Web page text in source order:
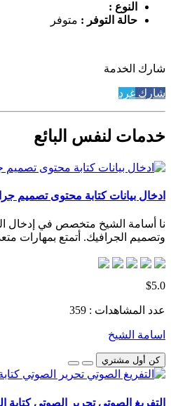
النوع :
حالة التوفر : متوفر
شارك الخدمة
شارك غرد
خدمات لنفس البائع
ادخال بيانات كتابة محتوى تصميم
نا أسامة الشيخ متخصص في إدخال
وتصميم الجرافيك. أتمتع بمهارات
$5.0
عدد المشاهدات : 359
اسامة الشيخ
كن أول مشتري
التفريغ الصوتي تحرير الصوتي كتابة